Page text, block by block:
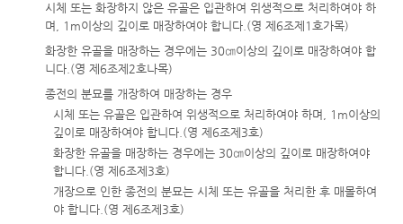
시체 또는 화장하지 않은 유골은 입관하여 위생적으로 처리하여야 하
며, 1m이상의 깊이로 매장하여야 합니다.(영 제6조제1호가목)
화장한 유골을 매장하는 경우에는 30㎝이상의 깊이로 매장하여야 합
니다.(영 제6조제2호나목)
종전의 분묘를 개장하여 매장하는 경우
시체 또는 유골은 입관하여 위생적으로 처리하여야 하며, 1m이상의
깊이로 매장하여야 합니다.(영 제6조제3호)
화장한 유골을 매장하는 경우에는 30㎝이상의 깊이로 매장하여야
합니다.(영 제6조제3호)
개장으로 인한 종전의 분묘는 시체 또는 유골을 처리한 후 매몰하여
야 합니다.(영 제6조제3호)